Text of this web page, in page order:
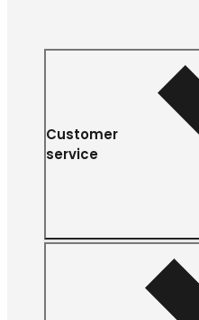
Customer
service